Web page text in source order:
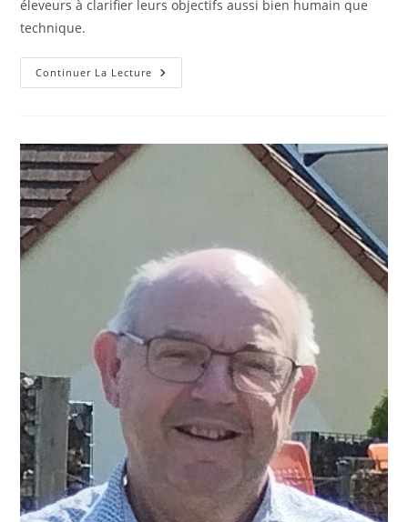
éleveurs à clarifier leurs objectifs aussi bien humain que
technique.
Continuer La Lecture Sandrine
Delbreil